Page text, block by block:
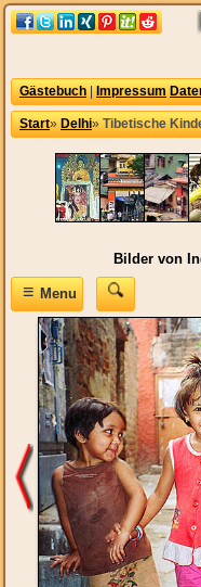
Gästebuch Impressum
Start» Delhi» Tibetische
Bilder von
≡Menu